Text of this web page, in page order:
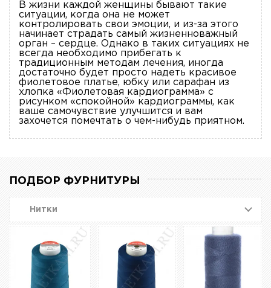
В жизни каждой женщины бывают такие
ситуации, когда она не может
контролировать свои эмоции, и из-за этого
начинает страдать самый жизненноважный
орган – сердце. Однако в таких ситуациях не
всегда необходимо прибегать к
традиционным методам лечения, иногда
достаточно будет просто надеть красивое
фиолетовое платье, юбку или сарафан из
хлопка «Фиолетовая кардиограмма» с
рисунком «спокойной» кардиограммы, как
ваше самочувствие улучшится и вам
захочется помечтать о чем-нибудь приятном.
ПОДБОР ФУРНИТУРЫ
Нитки